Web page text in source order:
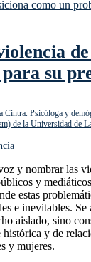
su
Psicóloga y
de la Universidad de
y nombrar las
y
estas
e inevitables.
aislado, sino
y de
y mujeres.